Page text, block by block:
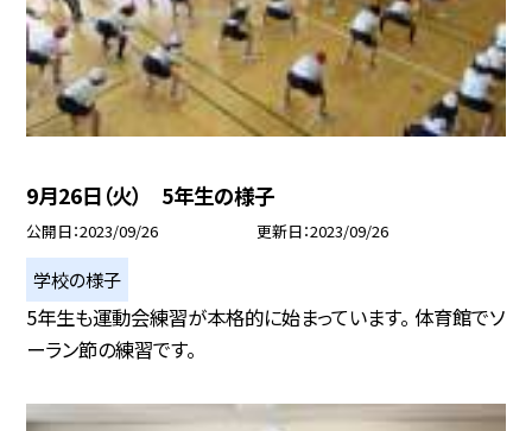
9月26日（火） 5年生の様子
公開日 2023/09/26 更新日 2023/09/26
学校の様子
5年生も運動会練習が本格的に始まっています。 体育館でソ
ーラン節の練習です。